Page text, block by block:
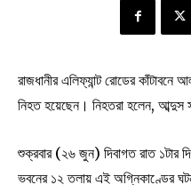
রাজধানীর এলিফ্যান্ট রোডের
নিহত হয়েছেন। নিহতরা হলেন,
শুক্রবার (২৬ জুন) দিবাগত রাত ১টার
ভবনের ১২ তলায় এই অগ্নিকাণ্ডের